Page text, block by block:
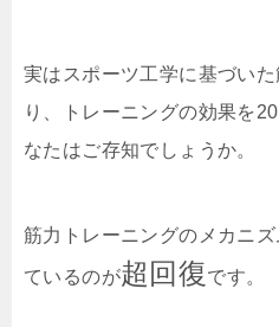
実はスポーツ工学に基づい
り、トレーニングの効果を
なたはご存知でしょうか。
筋力トレーニングのメカニ
ているのが超回復です。